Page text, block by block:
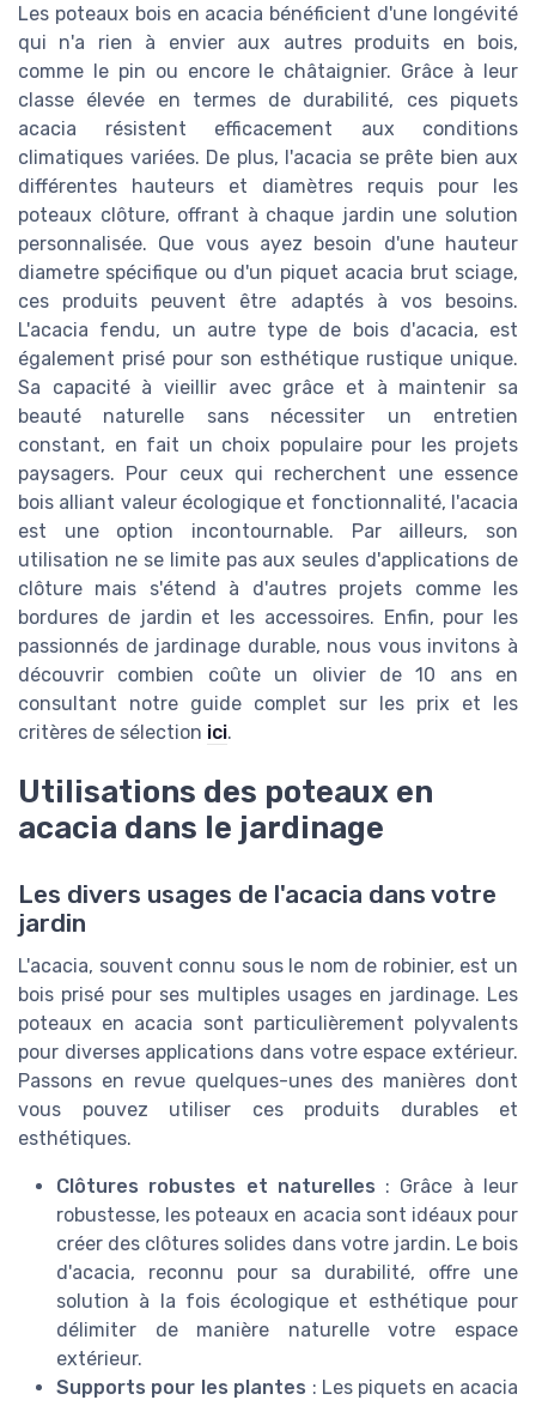
Les poteaux bois en acacia bénéficient d'une longévité
qui n'a rien à envier aux autres produits en bois,
comme le pin ou encore le châtaignier. Grâce à leur
classe élevée en termes de durabilité, ces piquets
acacia résistent efficacement aux conditions
climatiques variées. De plus, l'acacia se prête bien aux
différentes hauteurs et diamètres requis pour les
poteaux clôture, offrant à chaque jardin une solution
personnalisée. Que vous ayez besoin d'une hauteur
diametre spécifique ou d'un piquet acacia brut sciage,
ces produits peuvent être adaptés à vos besoins.
L'acacia fendu, un autre type de bois d'acacia, est
également prisé pour son esthétique rustique unique.
Sa capacité à vieillir avec grâce et à maintenir sa
beauté naturelle sans nécessiter un entretien
constant, en fait un choix populaire pour les projets
paysagers. Pour ceux qui recherchent une essence
bois alliant valeur écologique et fonctionnalité, l'acacia
est une option incontournable. Par ailleurs, son
utilisation ne se limite pas aux seules d'applications de
clôture mais s'étend à d'autres projets comme les
bordures de jardin et les accessoires. Enfin, pour les
passionnés de jardinage durable, nous vous invitons à
découvrir combien coûte un olivier de 10 ans en
consultant notre guide complet sur les prix et les
critères de sélection ici.
Utilisations des poteaux en
acacia dans le jardinage
Les divers usages de l'acacia dans votre
jardin
L'acacia, souvent connu sous le nom de robinier, est un
bois prisé pour ses multiples usages en jardinage. Les
poteaux en acacia sont particulièrement polyvalents
pour diverses applications dans votre espace extérieur.
Passons en revue quelques-unes des manières dont
vous pouvez utiliser ces produits durables et
esthétiques.
Clôtures robustes et naturelles : Grâce à leur
robustesse, les poteaux en acacia sont idéaux pour
créer des clôtures solides dans votre jardin. Le bois
d'acacia, reconnu pour sa durabilité, offre une
solution à la fois écologique et esthétique pour
délimiter de manière naturelle votre espace
extérieur.
Supports pour les plantes : Les piquets en acacia